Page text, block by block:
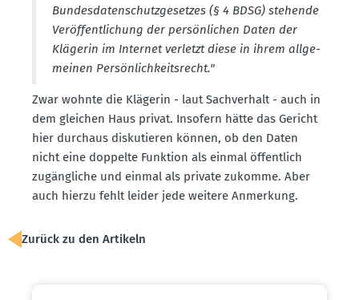
Bundes­da­ten­schutz­ge­setzes (§ 4 BDSG) stehende
Veröf­fent­li­chung der persön­lichen Daten der
Klägerin im Internet verletzt diese in ihrem allge­
meinen Persön­lich­keits­recht."
Zwar wohnte die Klägerin - laut Sachverhalt - auch in
dem gleichen Haus privat. Insofern hätte das Gericht
hier durchaus disku­tieren können, ob den Daten
nicht eine doppelte Funktion als einmal öffentlich
zugäng­liche und einmal als private zukomme. Aber
auch hierzu fehlt leider jede weitere Anmerkung.
Zurück zu den Artikeln